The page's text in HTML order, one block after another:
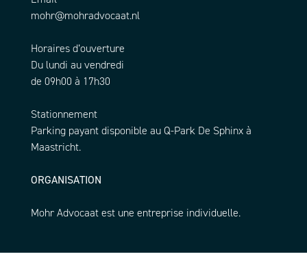
mohr@mohradvocaat.nl
Horaires d’ouverture
Du lundi au vendredi
de 09h00 à 17h30
Stationnement
Parking payant disponible au Q-Park De Sphinx à
Maastricht.
ORGANISATION
Mohr Advocaat est une entreprise individuelle.